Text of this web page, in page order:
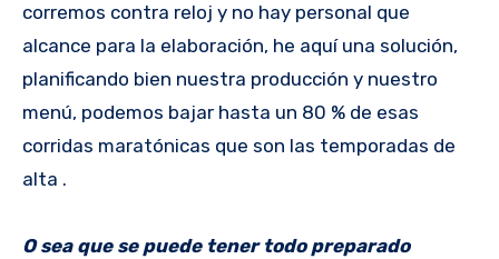
corremos contra reloj y no hay personal que
alcance para la elaboración, he aquí una solución,
planificando bien nuestra producción y nuestro
menú, podemos bajar hasta un 80 % de esas
corridas maratónicas que son las temporadas de
alta .
O sea que se puede tener todo preparado